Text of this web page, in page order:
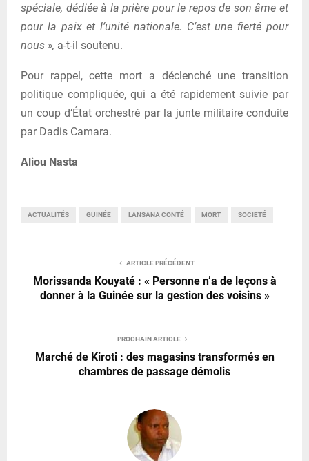
spéciale, dédiée à la prière pour le repos de son âme et
pour la paix et l’unité nationale. C’est une fierté pour
nous », a-t-il soutenu.
Pour rappel, cette mort a déclenché une transition
politique compliquée, qui a été rapidement suivie par
un coup d’État orchestré par la junte militaire conduite
par Dadis Camara.
Aliou Nasta
ACTUALITÉS GUINÉE LANSANA CONTÉ MORT SOCIETÉ
ARTICLE PRÉCÉDENT
Morissanda Kouyaté : « Personne n’a de leçons à
donner à la Guinée sur la gestion des voisins »
PROCHAIN ARTICLE
Marché de Kiroti : des magasins transformés en
chambres de passage démolis